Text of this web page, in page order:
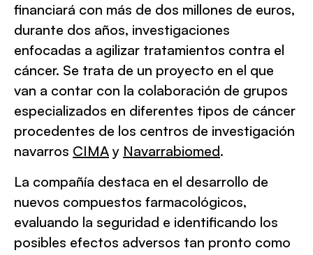
financiará con más de dos millones de euros,
durante dos años, investigaciones
enfocadas a agilizar tratamientos contra el
cáncer. Se trata de un proyecto en el que
van a contar con la colaboración de grupos
especializados en diferentes tipos de cáncer
procedentes de los centros de investigación
navarros CIMA y Navarrabiomed.
La compañía destaca en el desarrollo de
nuevos compuestos farmacológicos,
evaluando la seguridad e identificando los
posibles efectos adversos tan pronto como